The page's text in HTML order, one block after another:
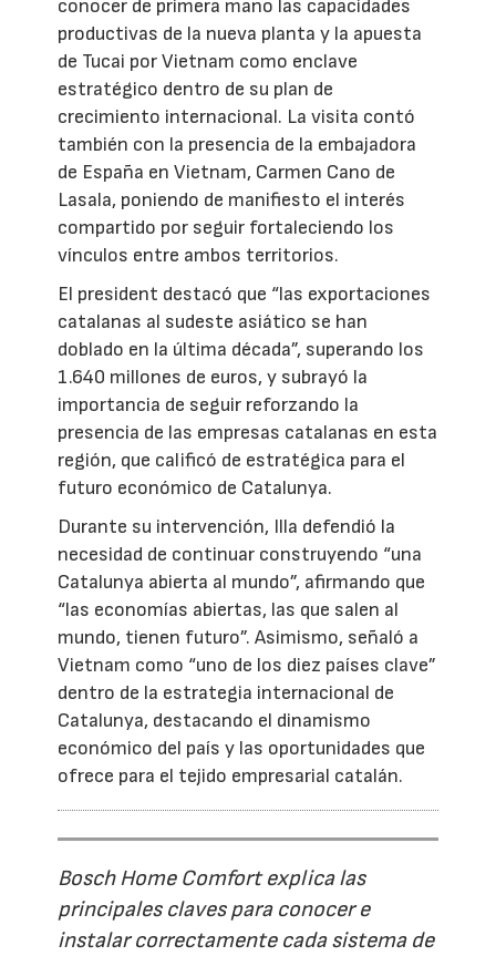
conocer de primera mano las capacidades
productivas de la nueva planta y la apuesta
de Tucai por Vietnam como enclave
estratégico dentro de su plan de
crecimiento internacional. La visita contó
también con la presencia de la embajadora
de España en Vietnam, Carmen Cano de
Lasala, poniendo de manifiesto el interés
compartido por seguir fortaleciendo los
vínculos entre ambos territorios.
El president destacó que “las exportaciones
catalanas al sudeste asiático se han
doblado en la última década”, superando los
1.640 millones de euros, y subrayó la
importancia de seguir reforzando la
presencia de las empresas catalanas en esta
región, que calificó de estratégica para el
futuro económico de Catalunya.
Durante su intervención, Illa defendió la
necesidad de continuar construyendo “una
Catalunya abierta al mundo”, afirmando que
“las economías abiertas, las que salen al
mundo, tienen futuro”. Asimismo, señaló a
Vietnam como “uno de los diez países clave”
dentro de la estrategia internacional de
Catalunya, destacando el dinamismo
económico del país y las oportunidades que
ofrece para el tejido empresarial catalán.
Bosch Home Comfort explica las
principales claves para conocer e
instalar correctamente cada sistema de